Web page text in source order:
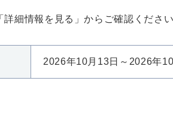
細情報を見る」からご確認ください
2026年10月13日～2026年